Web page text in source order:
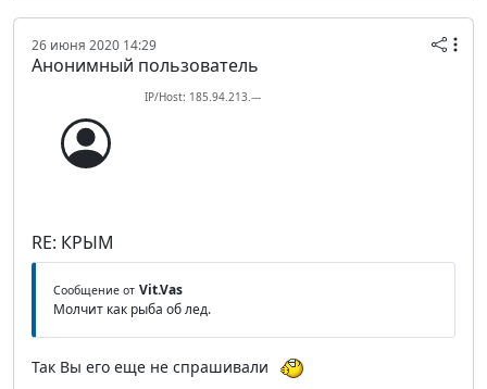
26 июня 2020 14:29
Анонимный пользователь
IP/Host: 185.94.213.---
RE: КРЫМ
Сообщение от Vit.Vas
Молчит как рыба об лед.
Так Вы его еще не спрашивали